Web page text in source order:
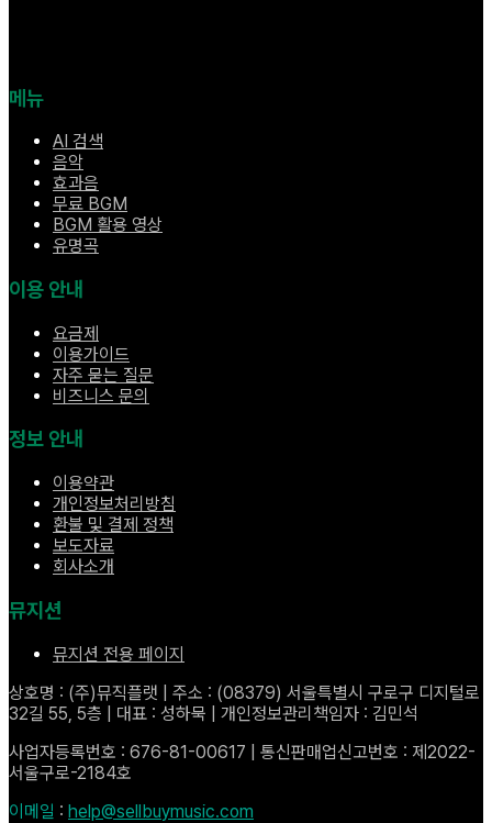
메뉴
AI 검색
음악
효과음
무료 BGM
BGM 활용 영상
유명곡
이용 안내
요금제
이용가이드
자주 묻는 질문
비즈니스 문의
정보 안내
이용약관
개인정보처리방침
환불 및 결제 정책
보도자료
회사소개
뮤지션
뮤지션 전용 페이지
상호명 : (주)뮤직플랫 | 주소 : (08379) 서울특별시 구로구 디지털로
32길 55, 5층 | 대표 : 성하묵 | 개인정보관리책임자 : 김민석
사업자등록번호 : 676-81-00617 | 통신판매업신고번호 : 제2022-
서울구로-2184호
이메일 : help@sellbuymusic.com